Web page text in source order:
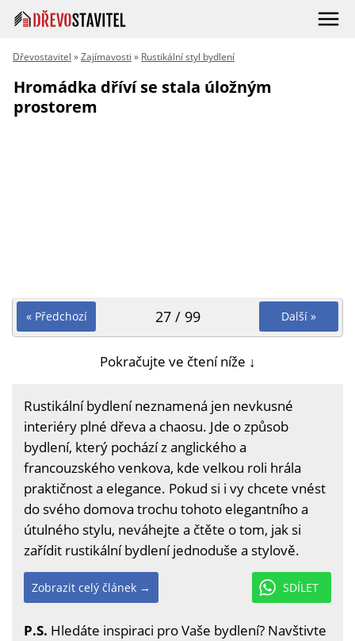
Dřevostavitel »Zajímavosti » Rustikální styl bydlení
Hromádka dříví se stala úložným
prostorem
« Předchozí Další »
27 / 99
Pokračujte ve čtení níže ↓
Rustikální bydlení neznamená jen nevkusné
interiéry plné dřeva a chaosu. Jde o způsob
bydlení, který pochází z anglického a
francouzského venkova, kde velkou roli hrála
praktičnost a elegance. Pokud si i vy chcete vnést
do svého domova trochu tohoto elegantního a
útulného stylu, neváhejte a čtěte o tom, jak si
zařídit rustikální bydlení jednoduše a stylově.
SDÍLET
Zobrazit celý článek →
P.S. Hledáte inspiraci pro Vaše bydlení? Navštivte